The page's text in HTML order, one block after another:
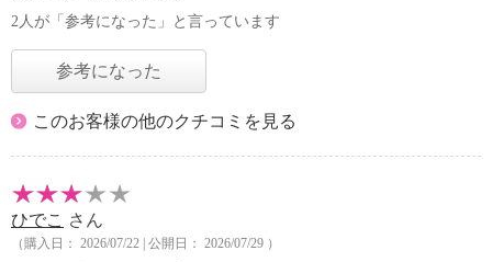
2人が「参考になった」と言っています
参考になった
このお客様の他のクチコミを見る
ひでこ さん
（購入日： 2026/07/22 | 公開日： 2026/07/29 ）